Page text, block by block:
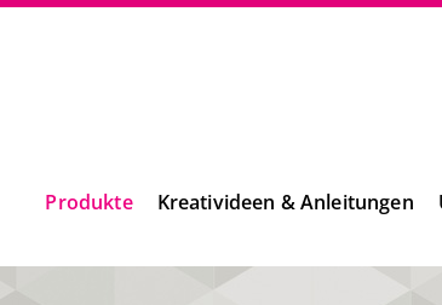
Produkte Kreativideen & Anleitungen